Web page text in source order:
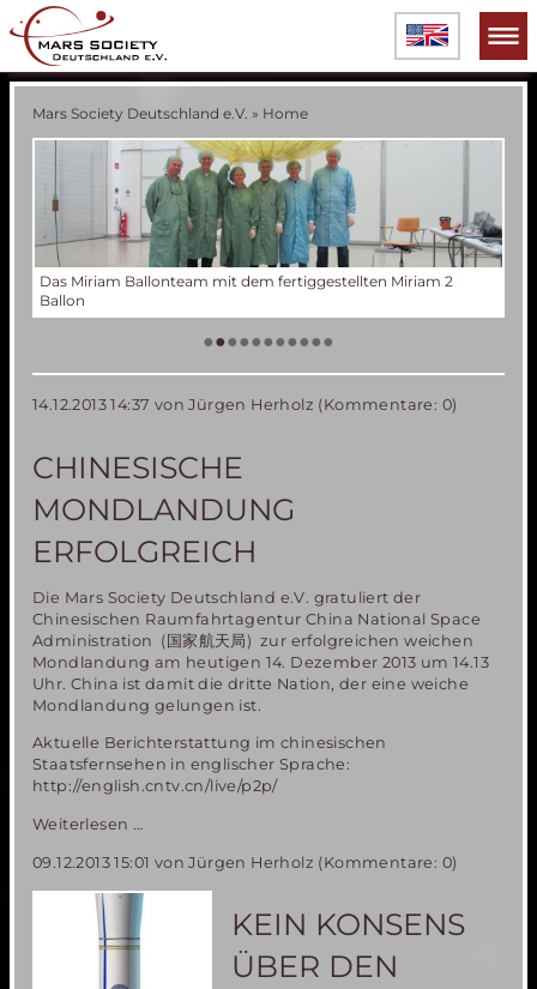
Mars Society Deutschland e.V. » Home
2 Verschiedene Phasen der Miriam 2 Ballonentwicklung
•••••••••••
14.12.2013 14:37 von Jürgen Herholz (Kommentare: 0)
CHINESISCHE
MONDLANDUNG
ERFOLGREICH
Die Mars Society Deutschland e.V. gratuliert der
Chinesischen Raumfahrtagentur China National Space
Administration (国家航天局) zur erfolgreichen weichen
Mondlandung am heutigen 14. Dezember 2013 um 14.13
Uhr. China ist damit die dritte Nation, der eine weiche
Mondlandung gelungen ist.
Aktuelle Berichterstattung im chinesischen
Staatsfernsehen in englischer Sprache:
http://english.cntv.cn/live/p2p/
Weiterlesen …
erfolgreich
09.12.2013 15:01 von Jürgen Herholz (Kommentare: 0)
KEIN KONSENS
ÜBER DEN